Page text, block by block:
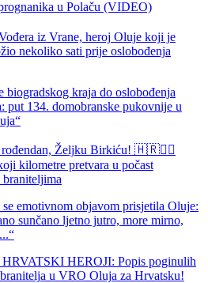
u Polaču (VIDEO)
iz Vrane, heroj Oluje koji je
nekoliko sati prije oslobođenja
biogradskog kraja do oslobođenja
put 134. domobranske pukovnije u
rođendan, Željku Birkiću! 🇭🇷🏃‍♂️
kilometre pretvara u počast
emotivnom objavom prisjetila Oluje:
sunčano ljetno jutro, more mirno,
HEROJI: Popis poginulih
u VRO Oluja za Hrvatsku!